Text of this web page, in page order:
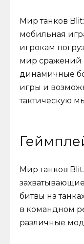
Мир танков
мобильная
игрокам
мир сражений
динамичные
игры и
тактическую
Мир танков
битвы на
в командном
различные